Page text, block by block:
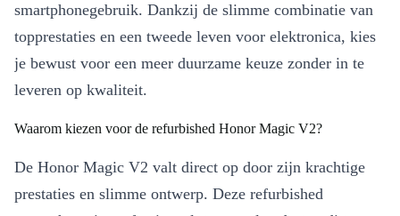
smartphonegebruik. Dankzij de slimme combinatie van
topprestaties en een tweede leven voor elektronica, kies
je bewust voor een meer duurzame keuze zonder in te
leveren op kwaliteit.
Waarom kiezen voor de refurbished Honor Magic V2?
De Honor Magic V2 valt direct op door zijn krachtige
prestaties en slimme ontwerp. Deze refurbished